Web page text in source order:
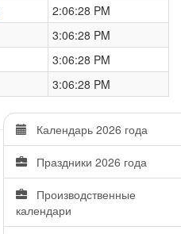
2:06:28 PM
3:06:28 PM
3:06:28 PM
3:06:28 PM
Календарь 2026 года
Праздники 2026 года
Производственные
календари